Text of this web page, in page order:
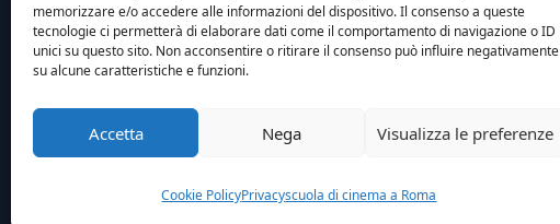
memorizzare e/o accedere alle informazioni del dispositivo. Il consenso a queste
tecnologie ci permetterà di elaborare dati come il comportamento di navigazione o ID
unici su questo sito. Non acconsentire o ritirare il consenso può influire negativamente
su alcune caratteristiche e funzioni.
Accetta Nega Visualizza le preferenze
Cookie PolicyPrivacyscuola di cinema a Roma